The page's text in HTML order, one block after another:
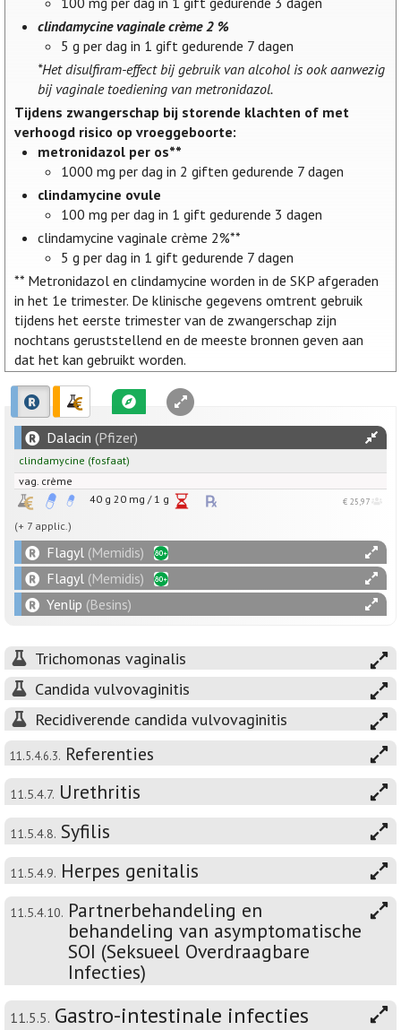
clindamycine vaginale crème 2 %
5 g per dag in 1 gift gedurende 7 dagen
*Het disulfiram-effect bij gebruik van alcohol is ook aanwezig
bij vaginale toediening van metronidazol.
Tijdens zwangerschap bij storende klachten of met
verhoogd risico op vroeggeboorte:
metronidazol per os**
1000 mg per dag in 2 giften gedurende 7 dagen
clindamycine ovule
100 mg per dag in 1 gift gedurende 3 dagen
clindamycine vaginale crème 2%**
5 g per dag in 1 gift gedurende 7 dagen
** Metronidazol en clindamycine worden in de SKP afgeraden
in het 1e trimester. De klinische gegevens omtrent gebruik
tijdens het eerste trimester van de zwangerschap zijn
nochtans geruststellend en de meeste bronnen geven aan
dat het kan gebruikt worden.
Dalacin (Pfizer)
clindamycine (fosfaat)
vag. crème
40 g 20 mg / 1 g € 25,97
(+ 7 applic.)
Flagyl (Memidis)
Flagyl (Memidis)
Yenlip (Besins)
Trichomonas vaginalis
Candida vulvovaginitis
Recidiverende candida vulvovaginitis
11.5.4.6.3. Referenties
11.5.4.7. Urethritis
11.5.4.8. Syfilis
11.5.4.9. Herpes genitalis
11.5.4.10. Partnerbehandeling en
behandeling van asymptomatische
SOI (Seksueel Overdraagbare
Infecties)
11.5.5. Gastro-intestinale infecties